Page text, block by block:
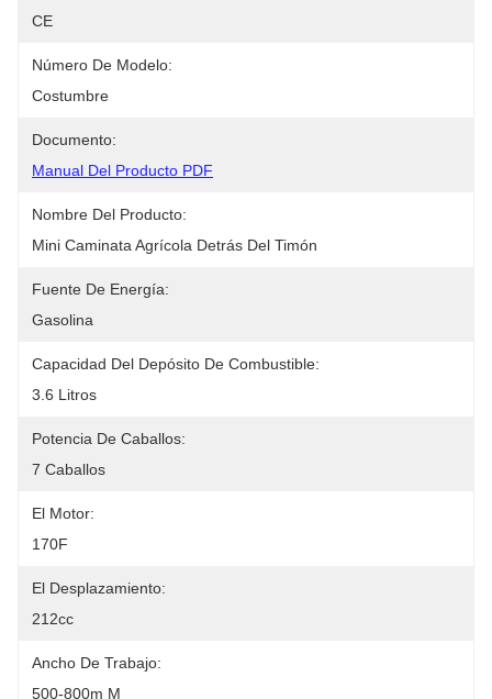
CE
Número De Modelo:
Costumbre
Documento:
Manual Del Producto PDF
Nombre Del Producto:
Mini Caminata Agrícola Detrás Del Timón
Fuente De Energía:
Gasolina
Capacidad Del Depósito De Combustible:
3.6 Litros
Potencia De Caballos:
7 Caballos
El Motor:
170F
El Desplazamiento:
212cc
Ancho De Trabajo:
500-800m M